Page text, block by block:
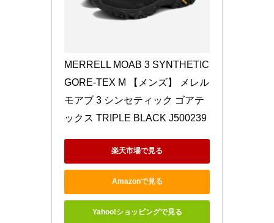
MERRELL MOAB 3 SYNTHETIC
GORE-TEX M 【メンズ】 メレル
モアブ 3 シンセティック ゴアテ
ックス TRIPLE BLACK J500239
楽天市場で見る
Amazonで見る
Yahoo!ショッピングで見る